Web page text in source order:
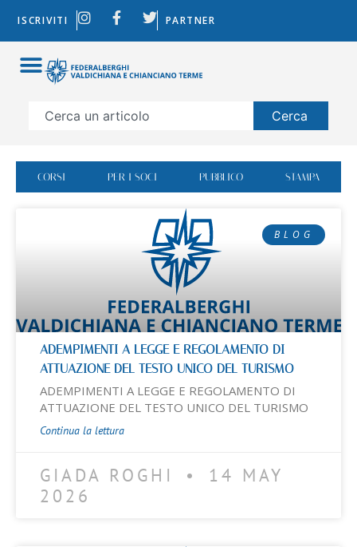
ISCRIVITI PARTNER
Cerca
CORSI PER I SOCI PUBBLICO STAMPA
BLOG
ADEMPIMENTI A LEGGE E REGOLAMENTO DI
ATTUAZIONE DEL TESTO UNICO DEL TURISMO
ADEMPIMENTI A LEGGE E REGOLAMENTO DI
ATTUAZIONE DEL TESTO UNICO DEL TURISMO
Continua la lettura
GIADA ROGHI
14 MAY
2026